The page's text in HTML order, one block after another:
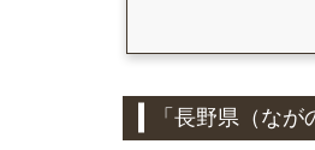
「長野県（な